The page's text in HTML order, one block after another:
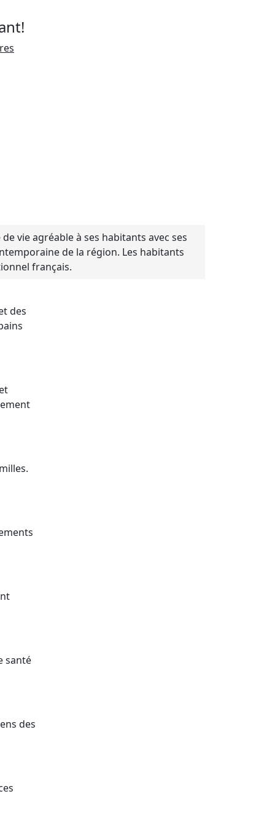
vie agréable à ses habitants avec ses
de la région. Les habitants
français.
des
santé
des